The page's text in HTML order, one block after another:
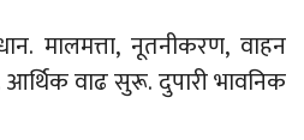
मालमत्ता, नूतनीकरण, वाहन
वाढ सुरू. दुपारी भावनिक